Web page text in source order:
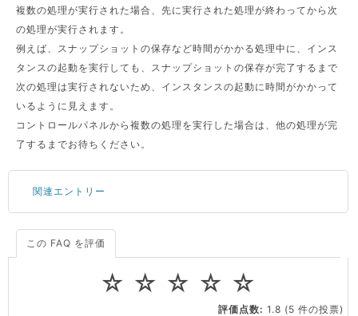
複数の処理が実行された場合、先に実行された処理が終わってから次
の処理が実行されます。
例えば、スナップショットの保存など時間がかかる処理中に、インス
タンスの起動を実行しても、スナップショットの保存が完了するまで
次の処理は実行されないため、インスタンスの起動に時間がかかって
いるように見えます。
コントロールパネルから複数の処理を実行した場合は、他の処理が完
了するまでお待ちください。
関連エントリー
サーバーが重いので調査してほしい
CPUやメモリをアップグレードしたい
この FAQ を評価
☆
☆
☆
☆
☆
評価点数: 1.8 (5 件の投票)